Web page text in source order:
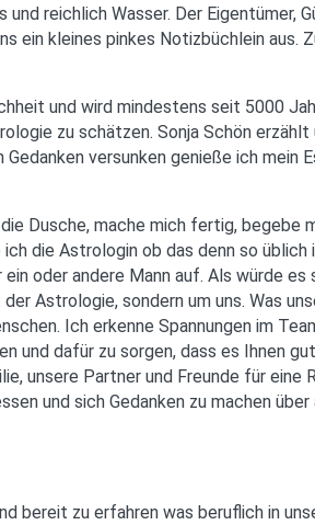
reichlich Wasser. Der Eigentümer,
ein kleines pinkes Notizbüchlein aus.
und wird mindestens seit 5000
zu schätzen. Sonja Schön
versunken genieße ich mein
Dusche, mache mich fertig,
die Astrologin ob das denn so
oder andere Mann auf. Als würde es
Astrologie, sondern um uns. Was
Ich erkenne Spannungen im
und dafür zu sorgen, dass es Ihnen
unsere Partner und Freunde für
und sich Gedanken zu machen
bereit zu erfahren was beruflich in